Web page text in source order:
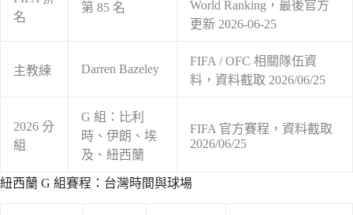
名
第 85 名
World Ranking，最後官方
更新 2026-06-25
主教練 Darren Bazeley
FIFA / OFC 相關隊伍資
料，資料截取 2026/06/25
2026 分
組
G 組：比利
時、伊朗、埃
及、紐西蘭
FIFA 官方賽程，資料截取
2026/06/25
紐西蘭 G 組賽程：台灣時間與球場